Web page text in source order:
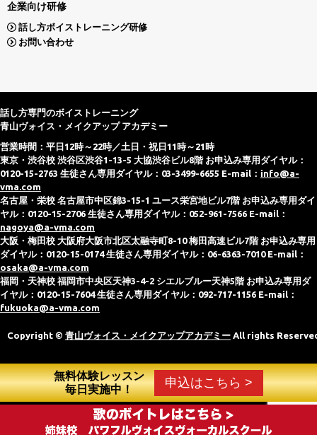
無料体験レッスン
毎日実施中！
申込はこちら >
企業向け研修
話し方ボイストレーニング研修
お問い合わせ
話し方専門のボイストレーニング
青山ヴォイス・メイクアップ アカデミー
営業時間：平日12時～22時／土日・祝日11時～21時
東京・渋谷校 渋谷区渋谷1-13-5 大協渋谷ビル8階 お申込み専用ダイヤル：
0120-15-2763 生徒さん専用ダイヤル：03-3499-6655 E-mail： info@a-
vma.com
名古屋・栄校 名古屋市中区錦3-15-1 ユース栄宮地ビル7階 お申込み専用ダイ
ヤル：0120-15-2706 生徒さん専用ダイヤル：052-961-7566 E-mail：
nagoya@a-vma.com
大阪・梅田校 大阪府大阪市北区太融寺町8-10 梅田高速ビル7階 お申込み専用
ダイヤル：0120-15-0174 生徒さん専用ダイヤル：06-6363-7010 E-mail：
osaka@a-vma.com
福岡・天神校 福岡市中央区天神3-4-2 シエルブルー天神5階 お申込み専用ダ
イヤル：0120-15-7604 生徒さん専用ダイヤル：092-717-1156 E-mail：
fukuoka@a-vma.com
Copyright © 青山ヴォイス・メイクアップアカデミー All rights